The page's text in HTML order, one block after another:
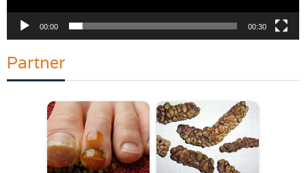
00:00 00:30
Partner